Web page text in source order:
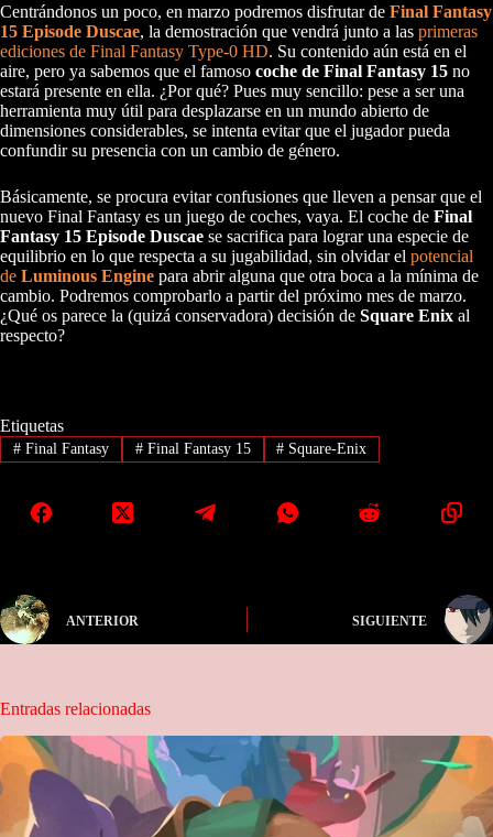
Centrándonos un poco, en marzo podremos disfrutar de Final Fantasy
15 Episode Duscae, la demostración que vendrá junto a las primeras
ediciones de Final Fantasy Type-0 HD. Su contenido aún está en el
aire, pero ya sabemos que el famoso coche de Final Fantasy 15 no
estará presente en ella. ¿Por qué? Pues muy sencillo: pese a ser una
herramienta muy útil para desplazarse en un mundo abierto de
dimensiones considerables, se intenta evitar que el jugador pueda
confundir su presencia con un cambio de género.
Básicamente, se procura evitar confusiones que lleven a pensar que el
nuevo Final Fantasy es un juego de coches, vaya. El coche de Final
Fantasy 15 Episode Duscae se sacrifica para lograr una especie de
equilibrio en lo que respecta a su jugabilidad, sin olvidar el potencial
de Luminous Engine para abrir alguna que otra boca a la mínima de
cambio. Podremos comprobarlo a partir del próximo mes de marzo.
¿Qué os parece la (quizá conservadora) decisión de Square Enix al
respecto?
Etiquetas
#Final Fantasy #Final Fantasy 15 # Square-Enix
ANTERIOR SIGUIENTE
Entradas relacionadas